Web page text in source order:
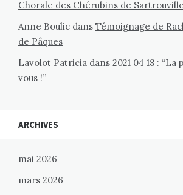
Chorale des Chérubins de Sartrouville
Anne Boulic dans Témoignage de
de Pâques
Lavolot Patricia dans 2021 04 18 :
vous !”
ARCHIVES
mai 2026
mars 2026